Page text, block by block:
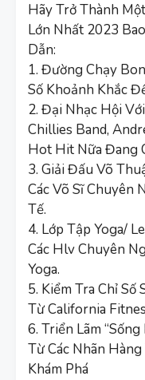
Hãy Trở Thành
Lớn Nhất 2023
Dẫn:
1. Đường Chạy
Số Khoảnh Khắc
2. Đại Nhạc Hội
Chillies Band,
Hot Hit Nữa Đang
3. Giải Đấu Võ
Các Võ Sĩ Chuyên
Tế.
4. Lớp Tập Yoga/
Các Hlv Chuyên
Yoga.
5. Kiểm Tra Chỉ Số
Từ California
6. Triển Lãm
Từ Các Nhãn
Khám Phá